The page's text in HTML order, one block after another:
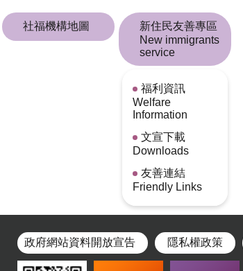
社福機構地圖
新住民友善專區
New immigrants
service
福利資訊
Welfare
Information
文宣下載
Downloads
友善連結
Friendly Links
政府網站資料開放宣告 隱私權政策